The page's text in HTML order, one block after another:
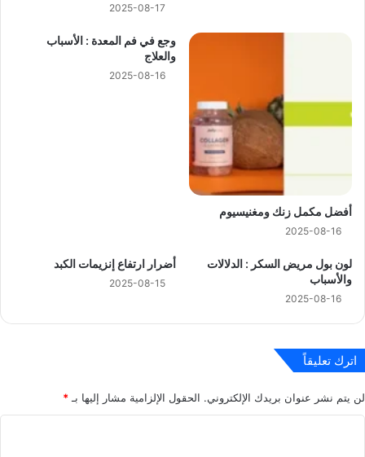
2025-08-17
أفضل مكمل زنك ومغنيسيوم
2025-08-16
وجع في فم المعدة : الأسباب
والعلاج
2025-08-16
لون بول مريض السكر : الدلالات
والأسباب
2025-08-16
أضرار ارتفاع إنزيمات الكبد
2025-08-15
اترك تعليقاً
لن يتم نشر عنوان بريدك الإلكتروني. الحقول الإلزامية مشار إليها بـ *